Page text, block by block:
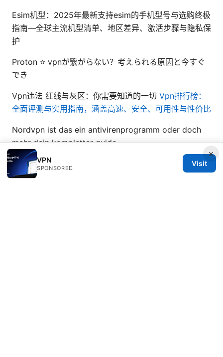
Esim机型：2025年最新支持esim的手机型号与选购终极
指南—全球主流机型清单、地区差异、激活步骤与隐私保
护
Proton ⭐ vpnが繋がらない？考えられる原因と今すぐ
でき
Vpn违法 红线与灰区：你需要知道的一切 Vpn排行榜：
全面评测与实用指南，涵盖高速、安全、可用性与性价比
Nordvpn ist das ein antivirenprogramm oder doch
mehr dein kompletter guide
×
VPN
SPONSORED
Visit